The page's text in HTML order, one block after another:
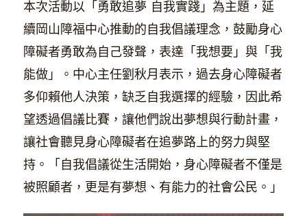
本次活動以「勇敢追夢 自我實踐」為主題，延
續岡山障福中心推動的自我倡議理念，鼓勵身心
障礙者勇敢為自己發聲，表達「我想要」與「我
能做」。中心主任劉秋月表示，過去身心障礙者
多仰賴他人決策，缺乏自我選擇的經驗，因此希
望透過倡議比賽，讓他們說出夢想與行動計畫，
讓社會聽見身心障礙者在追夢路上的努力與堅
持。「自我倡議從生活開始，身心障礙者不僅是
被照顧者，更是有夢想、有能力的社會公民。」